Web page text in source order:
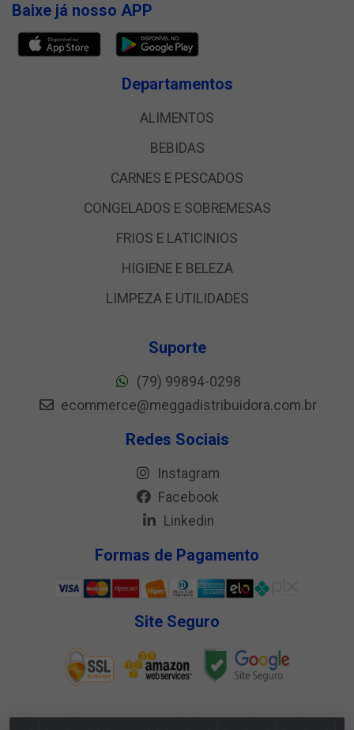
Baixe já nosso APP
Departamentos
ALIMENTOS
BEBIDAS
CARNES E PESCADOS
CONGELADOS E SOBREMESAS
FRIOS E LATICINIOS
HIGIENE E BELEZA
LIMPEZA E UTILIDADES
Suporte
(79) 99894-0298
ecommerce@meggadistribuidora.com.br
Redes Sociais
Instagram
Facebook
Linkedin
Formas de Pagamento
Site Seguro